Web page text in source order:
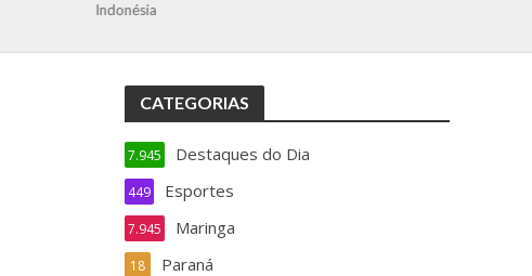
Indonésia
CATEGORIAS
Destaques do Dia
7.945
Esportes
449
Maringa
7.945
Paraná
18